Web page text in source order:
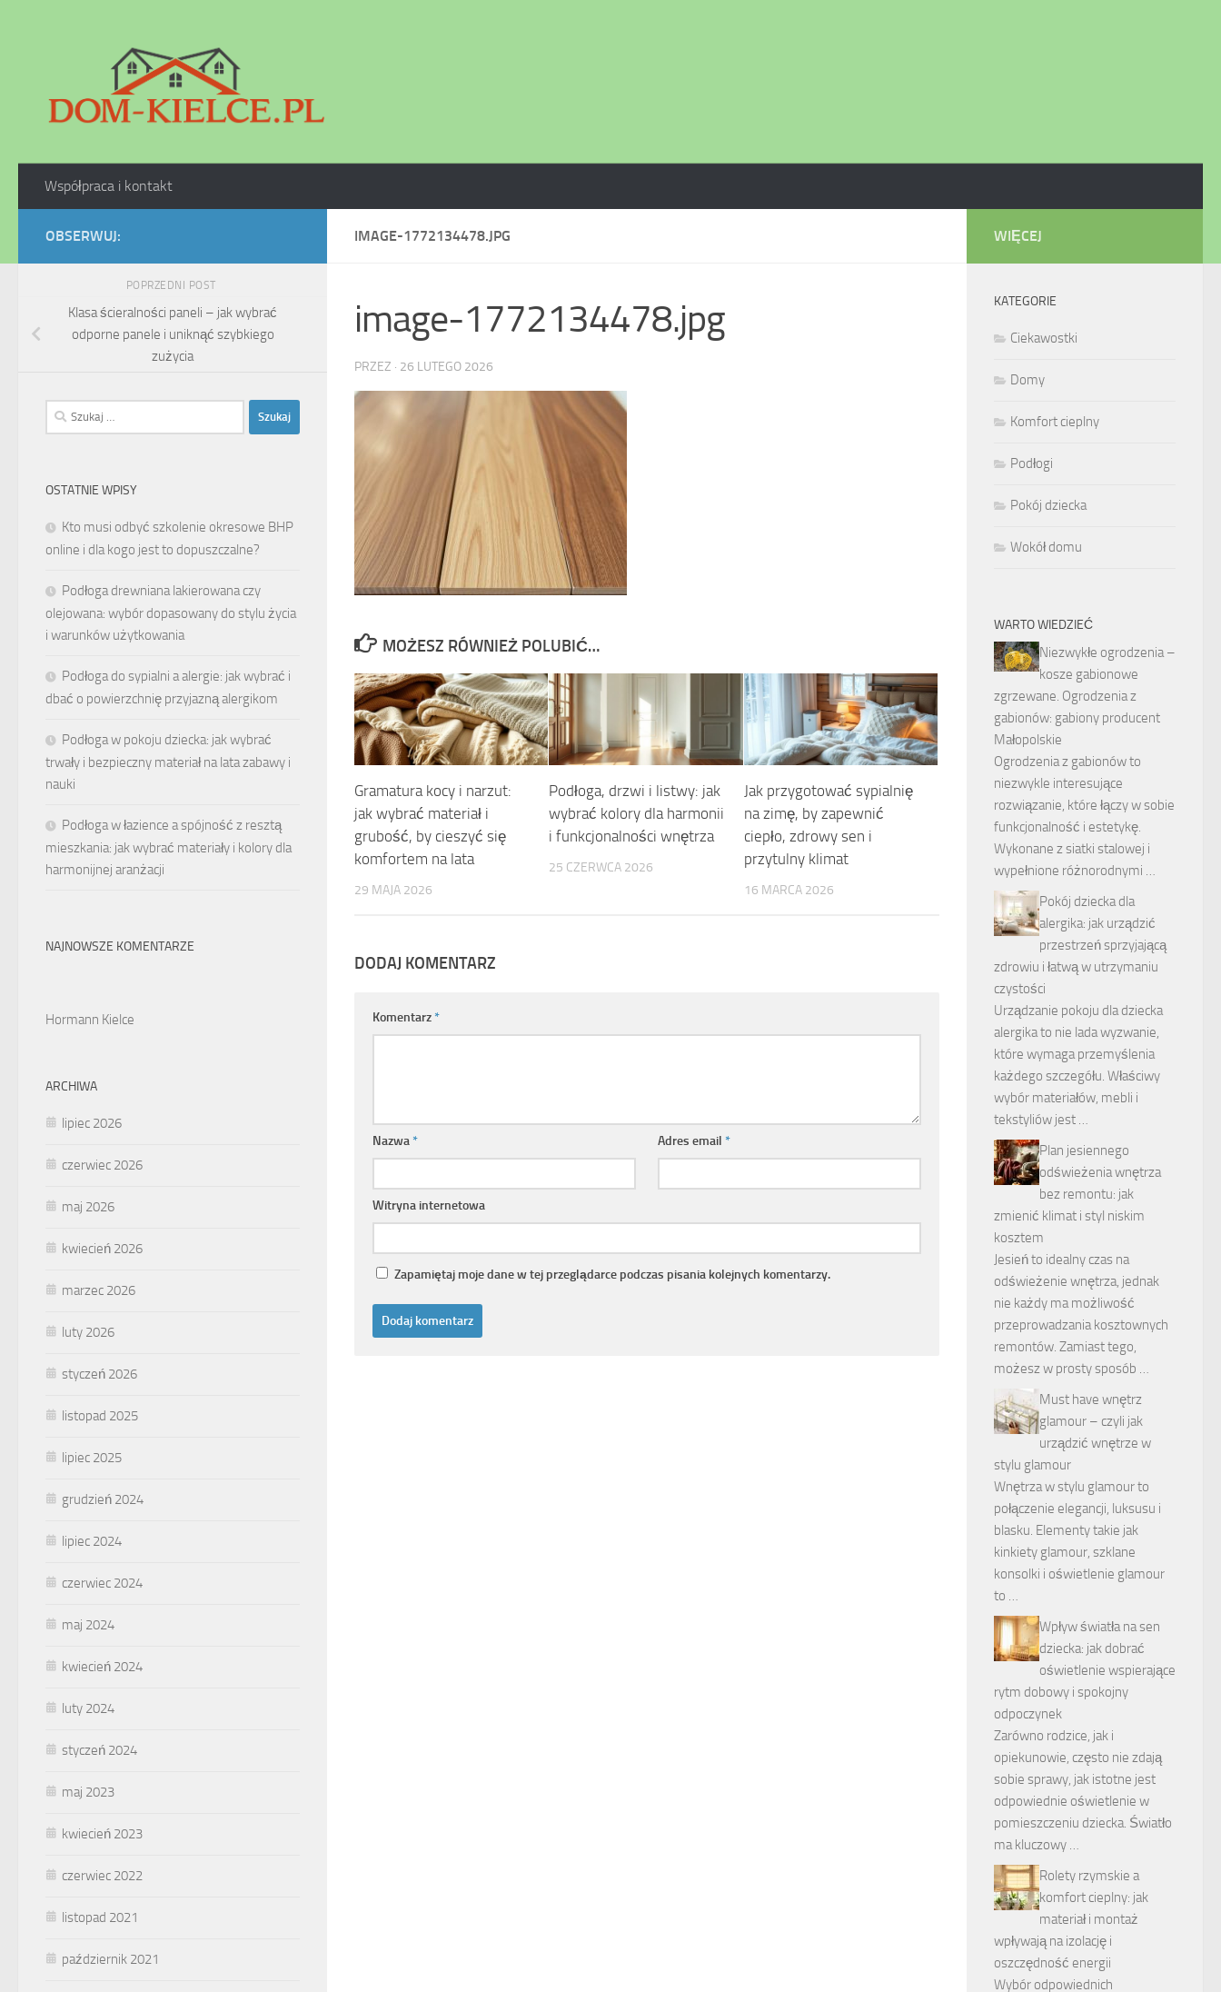
Współpraca i kontakt
IMAGE-1772134478.JPG
image-1772134478.jpg
PRZEZ · 26 LUTEGO 2026
MOŻESZ RÓWNIEŻ POLUBIĆ…
Gramatura kocy i narzut:
jak wybrać materiał i
grubość, by cieszyć się
komfortem na lata
29 MAJA 2026
Podłoga, drzwi i listwy: jak
wybrać kolory dla harmonii
i funkcjonalności wnętrza
25 CZERWCA 2026
Jak przygotować sypialnię
na zimę, by zapewnić
ciepło, zdrowy sen i
przytulny klimat
16 MARCA 2026
DODAJ KOMENTARZ
Komentarz*
Nazwa* Adres email*
Witryna internetowa
Zapamiętaj moje dane w tej przeglądarce podczas pisania kolejnych komentarzy.
OBSERWUJ:
POPRZEDNI POST
Klasa ścieralności paneli – jak wybrać
odporne panele i uniknąć szybkiego
zużycia
Szukaj:
OSTATNIE WPISY
Kto musi odbyć szkolenie okresowe BHP
online i dla kogo jest to dopuszczalne?
Podłoga drewniana lakierowana czy
olejowana: wybór dopasowany do stylu życia
i warunków użytkowania
Podłoga do sypialni a alergie: jak wybrać i
dbać o powierzchnię przyjazną alergikom
Podłoga w pokoju dziecka: jak wybrać
trwały i bezpieczny materiał na lata zabawy i
nauki
Podłoga w łazience a spójność z resztą
mieszkania: jak wybrać materiały i kolory dla
harmonijnej aranżacji
NAJNOWSZE KOMENTARZE
Hormann Kielce
ARCHIWA
lipiec 2026
czerwiec 2026
maj 2026
kwiecień 2026
marzec 2026
luty 2026
styczeń 2026
listopad 2025
lipiec 2025
grudzień 2024
lipiec 2024
czerwiec 2024
maj 2024
kwiecień 2024
luty 2024
styczeń 2024
maj 2023
kwiecień 2023
czerwiec 2022
listopad 2021
październik 2021
WIĘCEJ
KATEGORIE
Ciekawostki
Domy
Komfort cieplny
Podłogi
Pokój dziecka
Wokół domu
WARTO WIEDZIEĆ
Niezwykłe ogrodzenia –
kosze gabionowe
zgrzewane. Ogrodzenia z
gabionów: gabiony producent
Małopolskie
Ogrodzenia z gabionów to
niezwykle interesujące
rozwiązanie, które łączy w sobie
funkcjonalność i estetykę.
Wykonane z siatki stalowej i
wypełnione różnorodnymi …
Pokój dziecka dla
alergika: jak urządzić
przestrzeń sprzyjającą
zdrowiu i łatwą w utrzymaniu
czystości
Urządzanie pokoju dla dziecka
alergika to nie lada wyzwanie,
które wymaga przemyślenia
każdego szczegółu. Właściwy
wybór materiałów, mebli i
tekstyliów jest …
Plan jesiennego
odświeżenia wnętrza
bez remontu: jak
zmienić klimat i styl niskim
kosztem
Jesień to idealny czas na
odświeżenie wnętrza, jednak
nie każdy ma możliwość
przeprowadzania kosztownych
remontów. Zamiast tego,
możesz w prosty sposób …
Must have wnętrz
glamour – czyli jak
urządzić wnętrze w
stylu glamour
Wnętrza w stylu glamour to
połączenie elegancji, luksusu i
blasku. Elementy takie jak
kinkiety glamour, szklane
konsolki i oświetlenie glamour
to …
Wpływ światła na sen
dziecka: jak dobrać
oświetlenie wspierające
rytm dobowy i spokojny
odpoczynek
Zarówno rodzice, jak i
opiekunowie, często nie zdają
sobie sprawy, jak istotne jest
odpowiednie oświetlenie w
pomieszczeniu dziecka. Światło
ma kluczowy …
Rolety rzymskie a
komfort cieplny: jak
materiał i montaż
wpływają na izolację i
oszczędność energii
Wybór odpowiednich